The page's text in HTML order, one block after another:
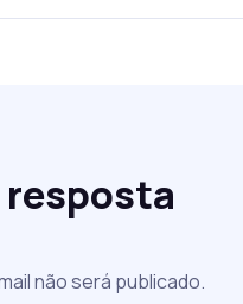
resposta
não será publicado.